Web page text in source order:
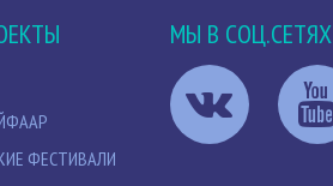
ФЕСТИВАЛИ
МЫ В СОЦ.СЕТЯХ